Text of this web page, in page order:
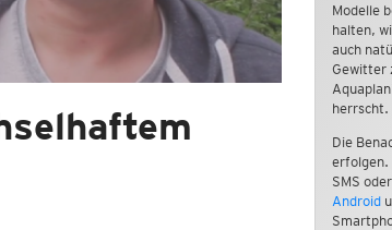
Modelle
halten,
auch
Gewitter
herrscht.
Die
erfolgen.
SMS
Android